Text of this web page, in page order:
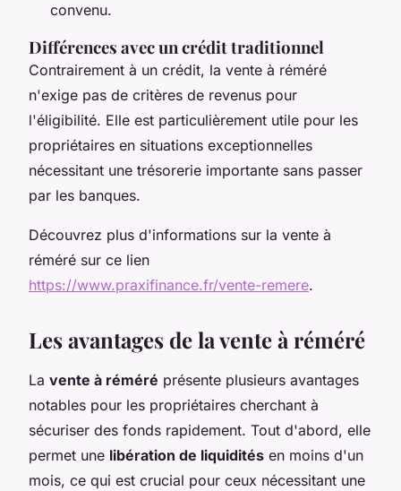
convenu.
Différences avec un crédit traditionnel
Contrairement à un crédit, la vente à réméré
n'exige pas de critères de revenus pour
l'éligibilité. Elle est particulièrement utile pour les
propriétaires en situations exceptionnelles
nécessitant une trésorerie importante sans passer
par les banques.
Découvrez plus d'informations sur la vente à
réméré sur ce lien
https://www.praxifinance.fr/vente-remere.
Les avantages de la vente à réméré
La vente à réméré présente plusieurs avantages
notables pour les propriétaires cherchant à
sécuriser des fonds rapidement. Tout d'abord, elle
permet une libération de liquidités en moins d'un
mois, ce qui est crucial pour ceux nécessitant une